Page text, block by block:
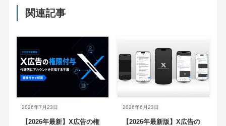
関連記事
【2026年最新】X広告の権
2026年7月23日
【2026年最新版】X広告の
2026年6月23日